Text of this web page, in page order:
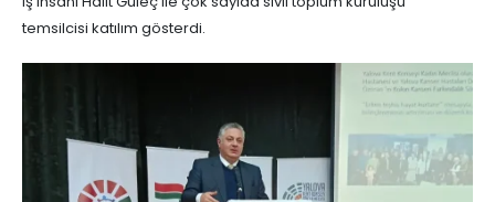
temsilcisi katılım gösterdi.